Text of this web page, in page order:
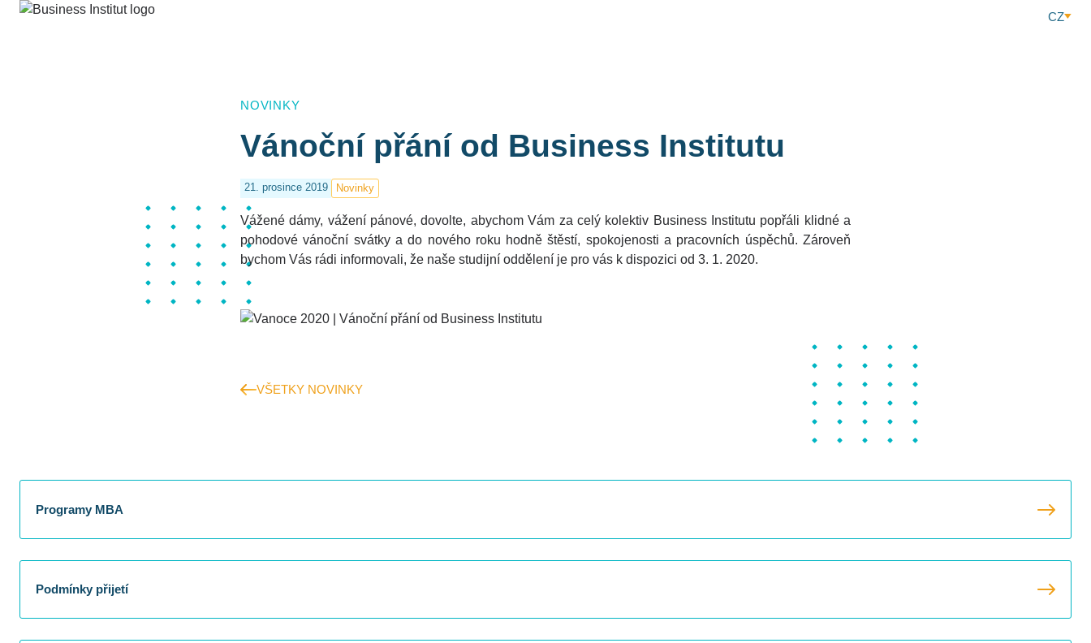
CZ
NOVINKY
Vánoční přání od Business Institutu
21. prosince 2019 Novinky
Vážené dámy, vážení pánové, dovolte, abychom Vám za celý kolektiv Business Institutu popřáli klidné a
pohodové vánoční svátky a do nového roku hodně štěstí, spokojenosti a pracovních úspěchů. Zároveň
bychom Vás rádi informovali, že naše studijní oddělení je pro vás k dispozici od 3. 1. 2020.
VŠETKY NOVINKY
Programy MBA
Podmínky přijetí